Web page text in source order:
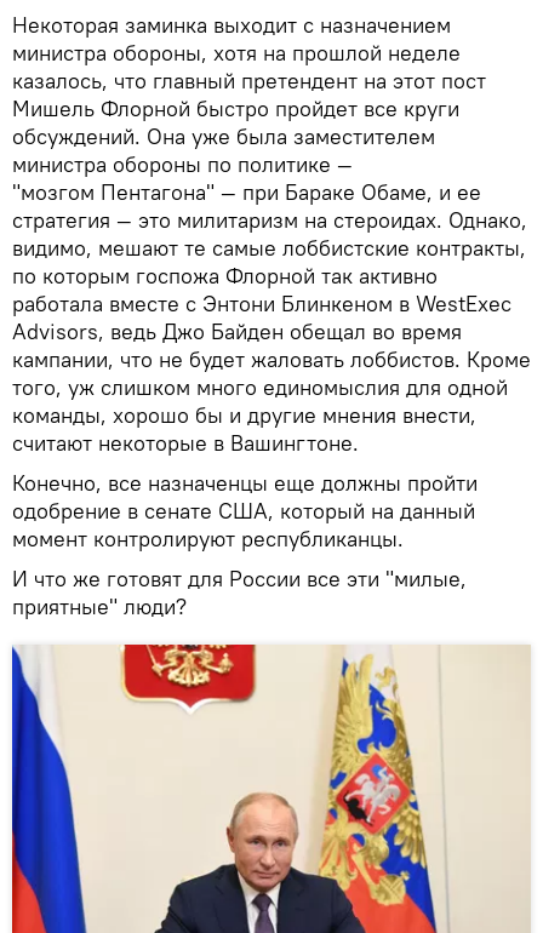
Некоторая заминка выходит с назначением
министра обороны, хотя на прошлой неделе
казалось, что главный претендент на этот пост
Мишель Флорной быстро пройдет все круги
обсуждений. Она уже была заместителем
министра обороны по политике —
"мозгом Пентагона" — при Бараке Обаме, и ее
стратегия — это милитаризм на стероидах. Однако,
видимо, мешают те самые лоббистские контракты,
по которым госпожа Флорной так активно
работала вместе с Энтони Блинкеном в WestExec
Advisors, ведь Джо Байден обещал во время
кампании, что не будет жаловать лоббистов. Кроме
того, уж слишком много единомыслия для одной
команды, хорошо бы и другие мнения внести,
считают некоторые в Вашингтоне.
Конечно, все назначенцы еще должны пройти
одобрение в сенате США, который на данный
момент контролируют республиканцы.
И что же готовят для России все эти "милые,
приятные" люди?